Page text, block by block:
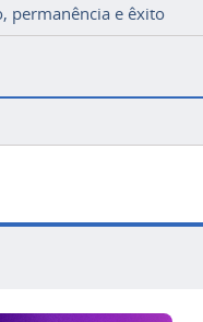
permanência e êxito